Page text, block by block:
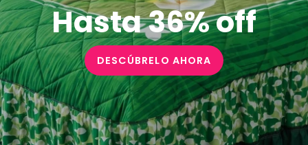
Hasta 36% off
DESCÚBRELO AHORA